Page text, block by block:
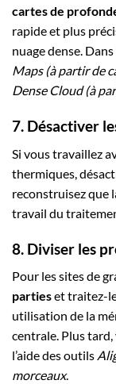
cartes de
rapide et plus
nuage dense. Dans
Maps (à partir de
Dense Cloud (à
7. Désactiver
Si vous travaillez
thermiques,
reconstruisez que
travail du
8. Diviser les
Pour les sites de
partieset traitez-
utilisation de la
centrale. Plus
l’aide des outils
morceaux.